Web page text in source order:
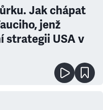
Jak chápat
jenž
strategii USA v